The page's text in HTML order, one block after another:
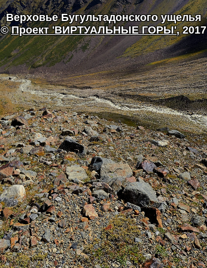
Верховье Бугультадонского ущелья
©Проект 'ВИРТУАЛЬНЫЕ ГОРЫ', 2017